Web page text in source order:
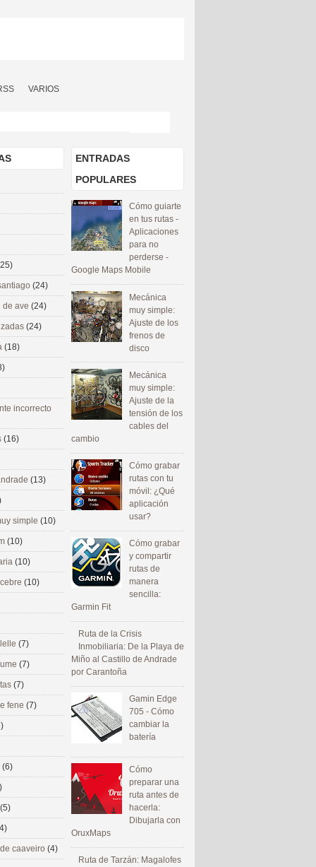
VARIOS
ENTRADAS
POPULARES
Cómo guiarte
en tus rutas -
Aplicaciones
para no
perderse -
Google Maps Mobile
Mecánica
muy simple:
Ajuste de los
frenos de
disco
Mecánica
muy simple:
Ajuste de la
tensión de los
cables del
cambio
Cómo grabar
rutas con tu
móvil: ¿Qué
aplicación
usar?
Cómo grabar
y compartir
rutas de
manera
sencilla:
Garmin Fit
Ruta de la Crisis
Inmobiliaria: De la Playa de
Miño al Castillo de Andrade
por Carantoña
Gamin Edge
705 - Cómo
cambiar la
batería
Cómo
preparar una
ruta antes de
hacerla:
Dibujarla con
OruxMaps
Ruta de Tarzán: Magalofes
(24)
de ave (24)
(24)
(18)
incorrecto
(16)
(13)
simple (10)
(10)
(10)
(10)
(7)
(7)
(7)
fene (7)
(6)
(5)
caaveiro (4)